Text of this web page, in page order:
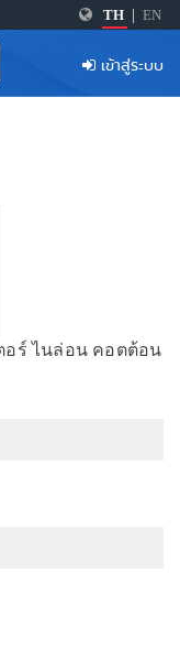
TH EN
เข้าสู่ระบบ
อร์ ไนล่อน คอตต้อน